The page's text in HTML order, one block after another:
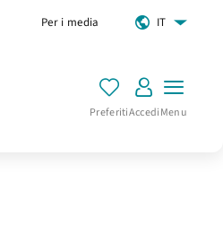
Per i media IT
PreferitiAccediMenu